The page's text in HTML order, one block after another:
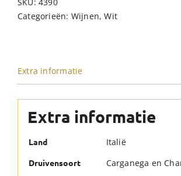
IGP
Veneto
Categorieën: Wijnen,Wit
Extra informatie
Extra informatie
Land Italië
Druivensoort Carganega en